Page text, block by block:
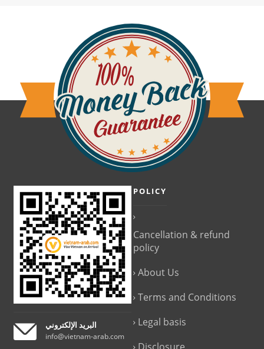
البريد الإلكتروني
info@vietnam-arab.com
POLICY
Cancellation & refund
policy
About Us
Terms and Conditions
Legal basis